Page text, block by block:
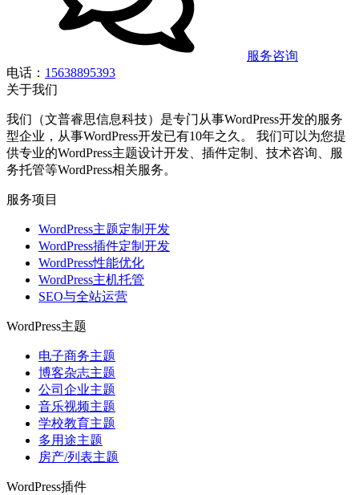
服务咨询
电话： 15638895393
关于我们
我们（文普睿思信息科技）是专门从事WordPress开发的服务
型企业，从事WordPress开发已有10年之久。 我们可以为您提
供专业的WordPress主题设计开发、插件定制、技术咨询、服
务托管等WordPress相关服务。
服务项目
WordPress主题定制开发
WordPress插件定制开发
WordPress性能优化
WordPress主机托管
SEO与全站运营
WordPress主题
电子商务主题
博客杂志主题
公司企业主题
音乐视频主题
学校教育主题
多用途主题
房产/列表主题
WordPress插件